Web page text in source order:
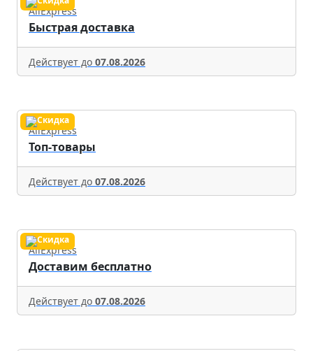
AliExpress
Быстрая доставка
Действует до 07.08.2026
AliExpress
Топ-товары
Действует до 07.08.2026
AliExpress
Доставим бесплатно
Действует до 07.08.2026